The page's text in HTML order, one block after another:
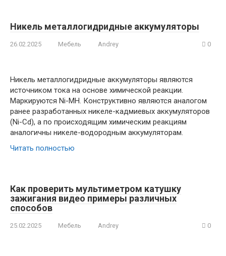
Никель металлогидридные аккумуляторы
26.02.2025 Мебель Andrey 0
Никель металлогидридные аккумуляторы являются
источником тока на основе химической реакции.
Маркируются Ni-MH. Конструктивно являются аналогом
ранее разработанных никеле-кадмиевых аккумуляторов
(Ni-Cd), а по происходящим химическим реакциям
аналогичны никеле-водородным аккумуляторам.
Читать полностью
Как проверить мультиметром катушку
зажигания видео примеры различных
способов
25.02.2025 Мебель Andrey 0